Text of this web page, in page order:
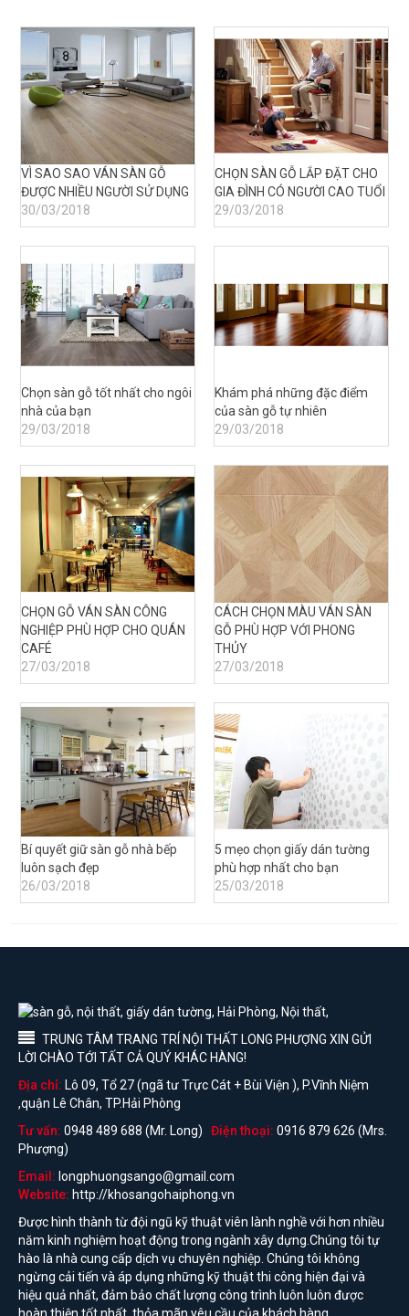
VÌ SAO SAO VÁN SÀN GỖ
ĐƯỢC NHIỀU NGƯỜI SỬ DỤNG
30/03/2018
CHỌN SÀN GỖ LẮP ĐẶT CHO
GIA ĐÌNH CÓ NGƯỜI CAO TUỔI
29/03/2018
Chọn sàn gỗ tốt nhất cho ngôi
nhà của bạn
29/03/2018
Khám phá những đặc điểm
của sàn gỗ tự nhiên
29/03/2018
CHỌN GỖ VÁN SÀN CÔNG
NGHIỆP PHÙ HỢP CHO QUÁN
CAFÉ
27/03/2018
CÁCH CHỌN MÀU VÁN SÀN
GỖ PHÙ HỢP VỚI PHONG
THỦY
27/03/2018
Bí quyết giữ sàn gỗ nhà bếp
luôn sạch đẹp
26/03/2018
5 mẹo chọn giấy dán tường
phù hợp nhất cho bạn
25/03/2018
TRUNG TÂM TRANG TRÍ NỘI THẤT LONG PHƯỢNG XIN GỬI
LỜI CHÀO TỚI TẤT CẢ QUÝ KHÁC HÀNG!
Địa chỉ: Lô 09, Tổ 27 (ngã tư Trực Cát + Bùi Viện ), P.Vĩnh Niệm
,quận Lê Chân, TP.Hải Phòng
Tư vấn: 0948 489 688 (Mr. Long) Điện thoại: 0916 879 626 (Mrs.
Phượng)
Email: longphuongsango@gmail.com
Website: http://khosangohaiphong.vn
Được hình thành từ đội ngũ kỹ thuật viên lành nghề với hơn nhiều
năm kinh nghiệm hoạt động trong ngành xây dựng.Chúng tôi tự
hào là nhà cung cấp dịch vụ chuyên nghiệp. Chúng tôi không
ngừng cải tiến và áp dụng những kỹ thuật thi công hiện đại và
hiệu quả nhất, đảm bảo chất lượng công trình luôn luôn được